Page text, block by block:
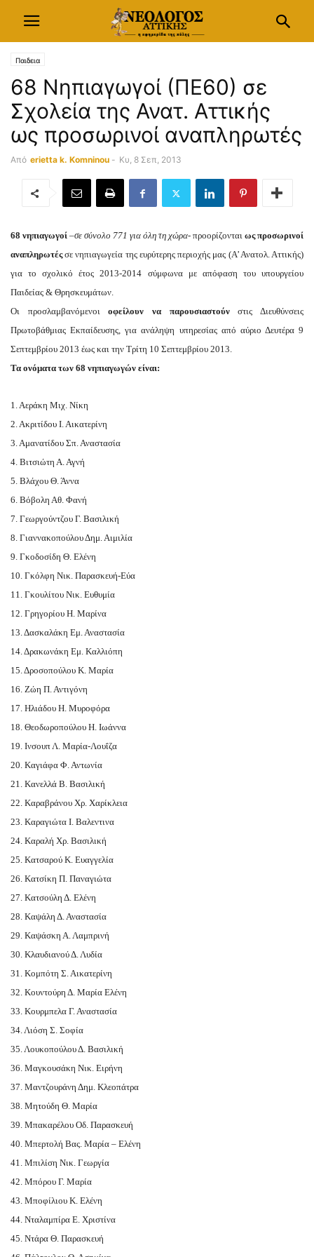
Παιδεια
68 Νηπιαγωγοί (ΠΕ60) σε
Σχολεία της Ανατ. Αττικής
ως προσωρινοί αναπληρωτές
Από erietta k. Komninou - Κυ, 8 Σεπ, 2013
68 νηπιαγωγοί –σε σύνολο 771 για όλη τη χώρα- προορίζονται ως προσωρινοί
αναπληρωτέςσε νηπιαγωγεία της ευρύτερης περιοχής μας (Α’ Ανατολ. Αττικής)
για το σχολικό έτος 2013-2014 σύμφωνα με απόφαση του υπουργείου
Παιδείας & Θρησκευμάτων.
Οι προσλαμβανόμενοιοφείλουν να παρουσιαστούνστις Διευθύνσεις
Πρωτοβάθμιας Εκπαίδευσης, για ανάληψη υπηρεσίας από αύριο Δευτέρα 9
Σεπτεμβρίου 2013 έως και την Τρίτη 10 Σεπτεμβρίου 2013.
Τα ονόματα των 68 νηπιαγωγών είναι:
1. Αεράκη Μιχ. Νίκη
2. Ακριτίδου Ι. Αικατερίνη
3. Αμανατίδου Σπ. Αναστασία
4. Βιτσιώτη Α. Αγνή
5. Βλάχου Θ. Άννα
6. Βόβολη Αθ. Φανή
7. Γεωργούντζου Γ. Βασιλική
8. Γιαννακοπούλου Δημ. Αιμιλία
9. Γκοδοσίδη Θ. Ελένη
10. Γκόλφη Νικ. Παρασκευή-Εύα
11. Γκουλίτου Νικ. Ευθυμία
12. Γρηγορίου Η. Μαρίνα
13. Δασκαλάκη Εμ. Αναστασία
14. Δρακωνάκη Εμ. Καλλιόπη
15. Δροσοπούλου Κ. Μαρία
16. Ζώη Π. Αντιγόνη
17. Ηλιάδου Η. Μυροφόρα
18. Θεοδωροπούλου Η. Ιωάννα
19. Ινσουπ Λ. Μαρία-Λουΐζα
20. Καγιάφα Φ. Αντωνία
21. Κανελλά Β. Βασιλική
22. Καραβράνου Χρ. Χαρίκλεια
23. Καραγιώτα Ι. Βαλεντινα
24. Καραλή Χρ. Βασιλική
25. Κατσαρού Κ. Ευαγγελία
26. Κατσίκη Π. Παναγιώτα
27. Κατσούλη Δ. Ελένη
28. Καψάλη Δ. Αναστασία
29. Καψάσκη Α. Λαμπρινή
30. Κλαυδιανού Δ. Λυδία
31. Κομπότη Σ. Αικατερίνη
32. Κουντούρη Δ. Μαρία Ελένη
33. Κουρμπελα Γ. Αναστασία
34. Λιόση Σ. Σοφία
35. Λουκοπούλου Δ. Βασιλική
36. Μαγκουσάκη Νικ. Ειρήνη
37. Μαντζουράνη Δημ. Κλεοπάτρα
38. Μητούδη Θ. Μαρία
39. Μπακαρέλου Οδ. Παρασκευή
40. Μπερτολή Βας. Μαρία – Ελένη
41. Μπιλίση Νικ. Γεωργία
42. Μπόρου Γ. Μαρία
43. Μποφίλιου Κ. Ελένη
44. Νταλαμπίρα Ε. Χριστίνα
45. Ντάρα Θ. Παρασκευή